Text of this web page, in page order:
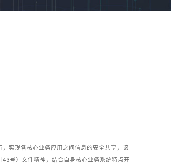
实现各核心业务应用之间信息的安全共享，该
号）文件精神，结合自身核心业务系统特点开